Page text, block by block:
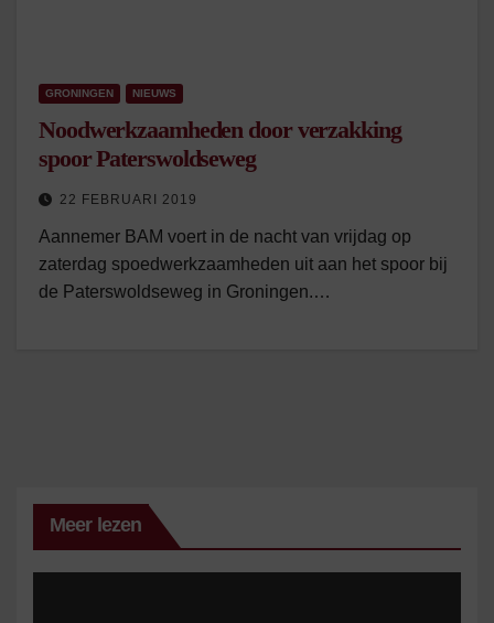
GRONINGEN NIEUWS
Noodwerkzaamheden door verzakking
spoor Paterswoldseweg
22 FEBRUARI 2019
Aannemer BAM voert in de nacht van vrijdag op
zaterdag spoedwerkzaamheden uit aan het spoor bij
de Paterswoldseweg in Groningen.…
Meer lezen